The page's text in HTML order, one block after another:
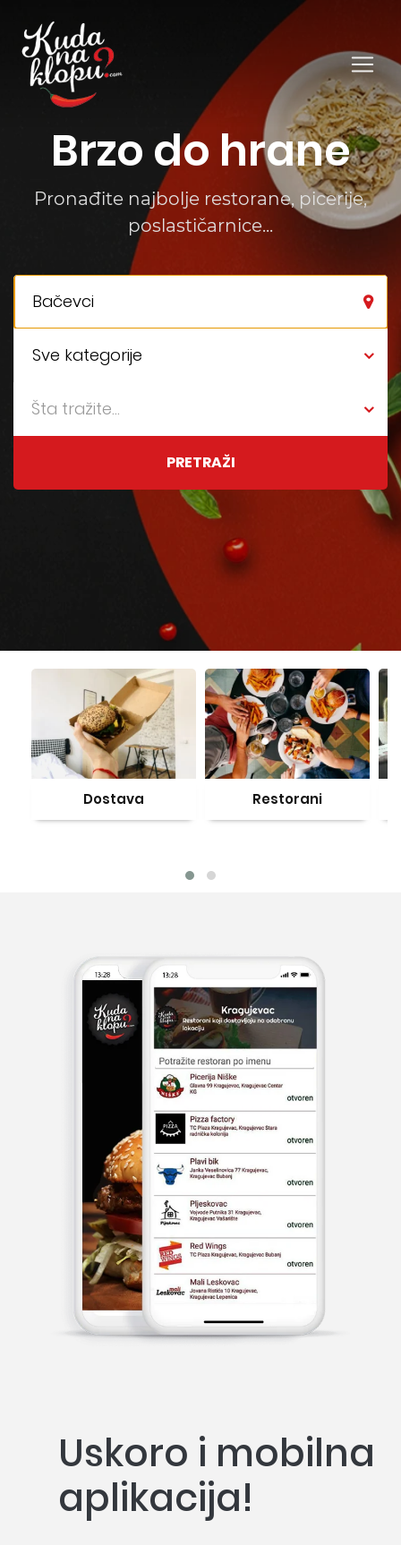
Brzo do hrane
Pronađite najbolje restorane, picerije,
poslastičarnice...
Bačevci
Sve kategorije
Šta tražite...
PRETRAŽI
Restorani Istrazi
Uskoro i mobilna
aplikacija!